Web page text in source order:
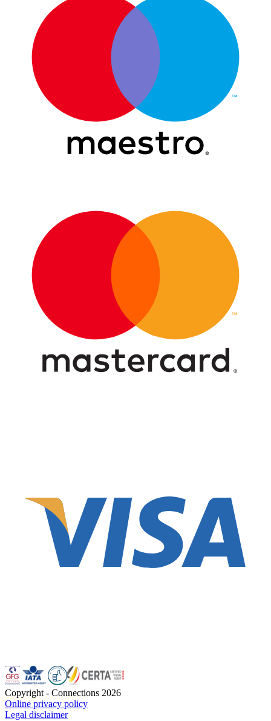
Copyright - Connections 2026
Online privacy policy
Legal disclaimer